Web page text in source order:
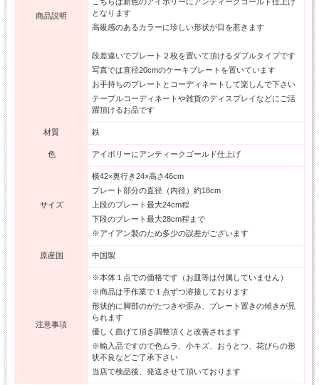
商品説明
となります
高級感のあるカラーに珍しい形状が目を惹きます
段差違いでプレート２枚を置いて頂けるダブルタイプです
写真では直径20cmのケーキプレートを置いています
お手持ちのプレートとコーディネートして楽しんで下さい
テーブルコーディネートや雑貨のディスプレイなどにご活
躍頂けるお品です
材質 鉄
色 アイボリーにアンティークゴールド仕上げ
サイズ
横42×奥行き24×高さ46cm
プレート部分の直径（内径）約18cm
上段のプレート最大24cm程
下段のプレート最大28cm程まで
※アイアン製のため多少の誤差がございます
原産国 中国製
注意事項
※本体１点での価格です（お皿等は付属していません）
※商品は手作業で１点ずつ溶接しております
形状的に脚部のがたつきや歪み、プレート置きの傾きが見
られます
優しく曲げて頂き調整頂くと改善されます
※輸入品ですので色ムラ、小キズ、おうとつ、花びらの形
状不良などご了承下さい
当店で検品後、発送させて頂いております